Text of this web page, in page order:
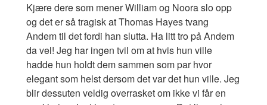
Kjære dere som mener William og Noora slo opp
og det er så tragisk at Thomas Hayes tvang
Andem til det fordi han slutta. Ha litt tro på Andem
da vel! Jeg har ingen tvil om at hvis hun ville
hadde hun holdt dem sammen som par hvor
elegant som helst dersom det var det hun ville. Jeg
blir dessuten veldig overrasket om ikke vi får en